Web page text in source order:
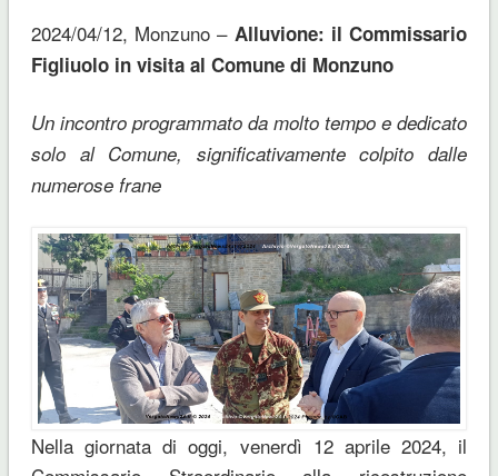
2024/04/12, Monzuno – Alluvione: il Commissario
Figliuolo in visita al Comune di Monzuno
Un incontro programmato da molto tempo e dedicato
solo al Comune, significativamente colpito dalle
numerose frane
Nella giornata di oggi, venerdì 12 aprile 2024, il